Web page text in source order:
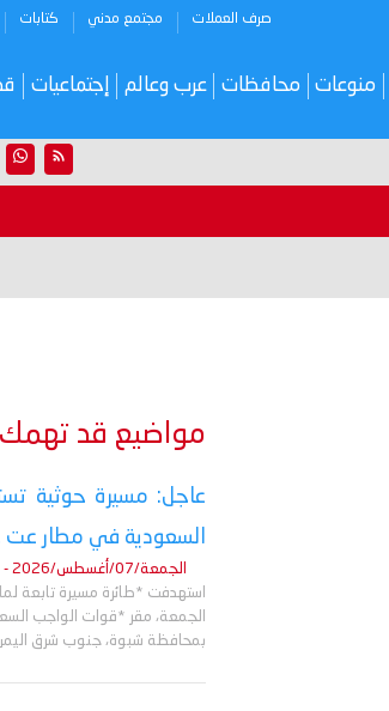
صرف العملات مجتمع مدني كتابات
منوعات محافظات عرب وعالم إجتماعيات
مواضيع قد تهمك
عاجل: مسيرة حوثية
السعودية في مطار عت
الجمعة/07/أغسطس/2026 - 10:43 م
استهدفت *طائرة مسيرة تابعة
الجمعة، مقر *قوات الواجب
بمحافظة شبوة، جنوب شرق